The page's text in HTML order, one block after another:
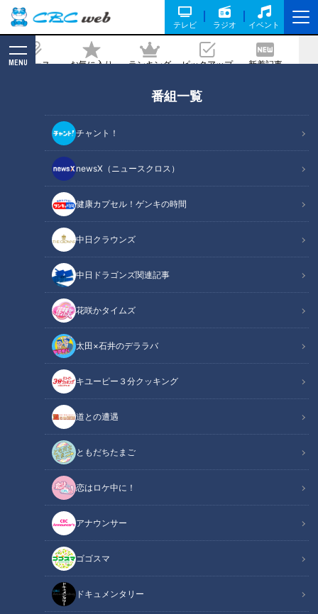
テレビ ラジオ イベント
ニュース お気に入り ランキング ピックアップ 新着記事
MENU
番組一覧
チャント！
newsX（ニュースクロス）
健康カプセル！ゲンキの時間
中日クラウンズ
中日ドラゴンズ関連記事
花咲かタイムズ
太田×石井のデララバ
キユーピー３分クッキング
道との遭遇
ともだちたまご
恋はロケ中に！
アナウンサー
ゴゴスマ
ドキュメンタリー
「ハイパーレスキュー」に密着
記事に戻る
隊員の視界は炎と煙のみ…火災現場の「ハイパーレスキュー」に密着
この記事の画像
この記事を見たあなたへのおすすめ